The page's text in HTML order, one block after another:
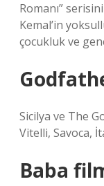
Romanı”
Kemal’in
çocukluk ve
Sicilya ve The
Vitelli, Savoca,
Baba